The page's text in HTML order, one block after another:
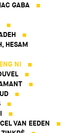
GABA
HESAM
NI
VAN EEDEN